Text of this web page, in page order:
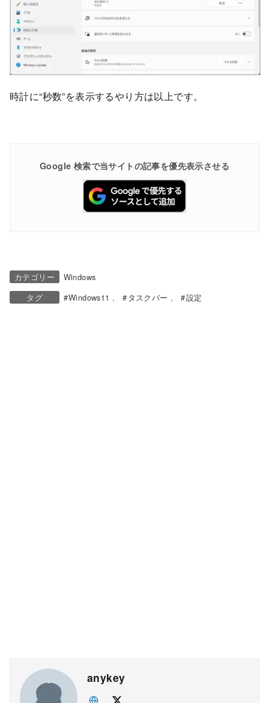
時計に“秒数”を表示するやり方は以上です。
Google 検索で当サイトの記事を優先表示させる
カテゴリー
Windows
タグ
Windows11 タスクバー 設定
anykey